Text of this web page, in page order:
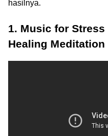
hasilnya.
1. Music for
Healing Meditation